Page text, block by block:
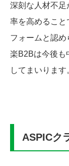
深刻な人材不
率を高めること
フォームと認
楽B2Bは今後も
してまいります
ASPICク